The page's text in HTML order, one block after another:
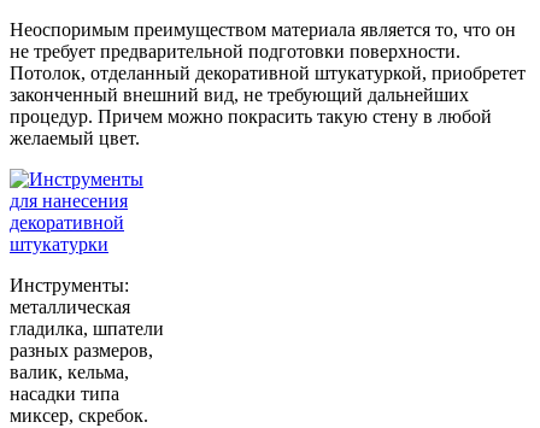
Неоспоримым преимуществом материала является то, что он
не требует предварительной подготовки поверхности.
Потолок, отделанный декоративной штукатуркой, приобретет
законченный внешний вид, не требующий дальнейших
процедур. Причем можно покрасить такую стену в любой
желаемый цвет.
Инструменты:
металлическая
гладилка, шпатели
разных размеров,
валик, кельма,
насадки типа
миксер, скребок.